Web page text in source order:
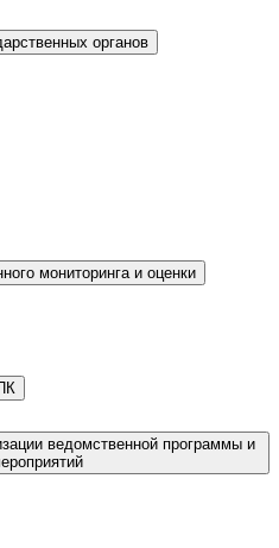
органов
мониторинга и оценки
ведомственной программы и